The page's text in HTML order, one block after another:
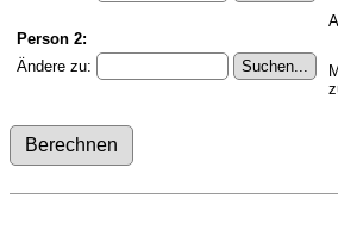
Person 2:
Ändere zu: